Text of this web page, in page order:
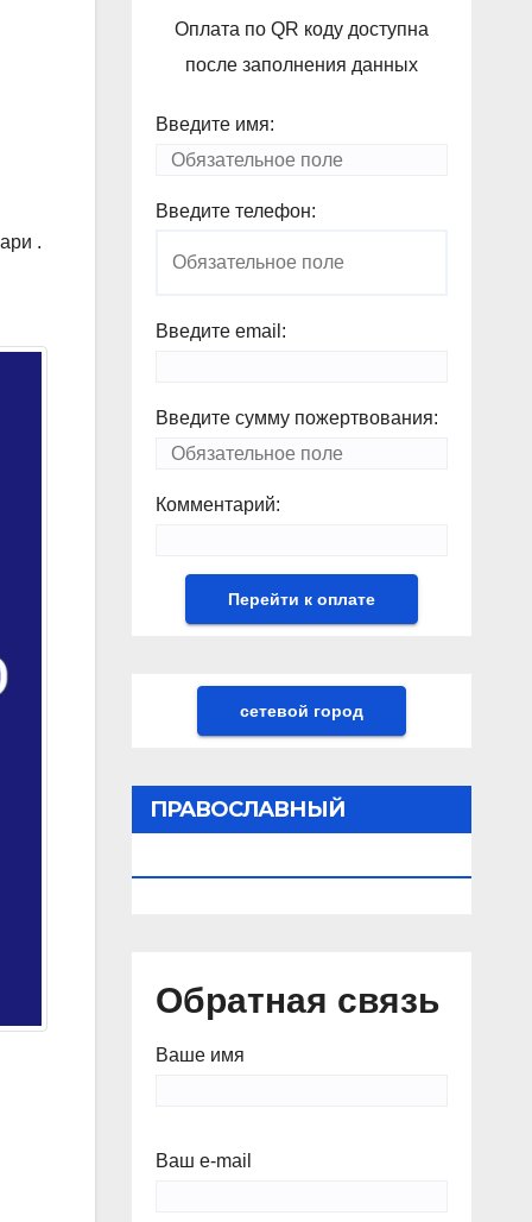
.
Оплата по QR коду доступна
после заполнения данных
Введите имя:
Введите телефон:
Введите email:
Введите сумму пожертвования:
Комментарий:
сетевой город
ПРАВОСЛАВНЫЙ
Обратная связь
Ваше имя
Ваш e-mail